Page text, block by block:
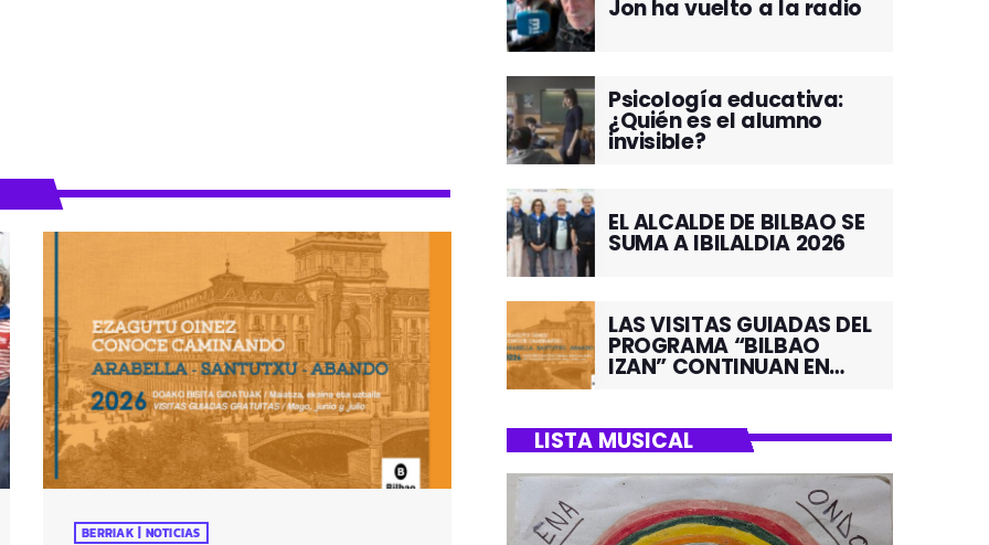
BERRIAK | NOTICIAS
Jon ha vuelto a la radio
Psicología educativa:
¿Quién es el alumno
invisible?
EL ALCALDE DE BILBAO SE
SUMA A IBILALDIA 2026
LAS VISITAS GUIADAS DEL
PROGRAMA “BILBAO
IZAN” CONTINUAN EN
LISTA MUSICAL